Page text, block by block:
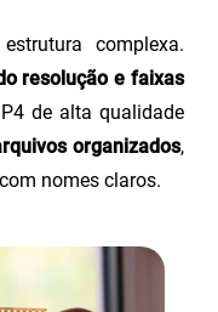
complexa.
resolução e faixas
de alta qualidade
organizados,
nomes claros.